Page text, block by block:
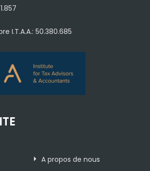
I.T.A.A.: 50.380.685
A propos de nous